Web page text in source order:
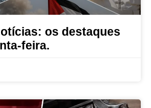
os destaques
feira.